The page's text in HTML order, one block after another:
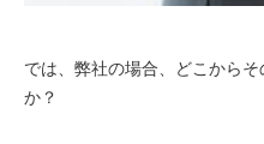
では、弊社の場合、どこから
か？